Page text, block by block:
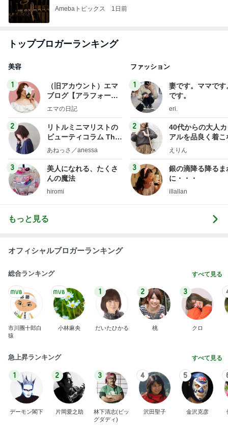
Amebaトピックス 1日前
トップブロガーランキング
美容
1
（旧アカウント）エマ
ブログ【アラフォー会
社売却セカンドライ
エマの日記
2
リトルミニマリストの
ビューティコラム The
little minimalist's bea
あねっさ／anessa
3
美人になれる、たくさ
んの魔法
hiromi
ファッション
1
妻です。ママです
です。
eri.
2
40代からの大人
アルを品良く着こ
ファッションブロ
えりん
3
銀の滴降る降るま
に・・・
illallan
もっと見る
オフィシャルブロガーランキング
総合ランキング すべて見る
市川團十郎白
猿
小林麻央
1
だいたひかる
2
桃
3
クロ
急上昇ランキング すべて見る
1
デーモン閣下
2
片岡愛之助
3
林下清志(ビッ
グダディ)
4
沢田聖子
5
金沢克彦